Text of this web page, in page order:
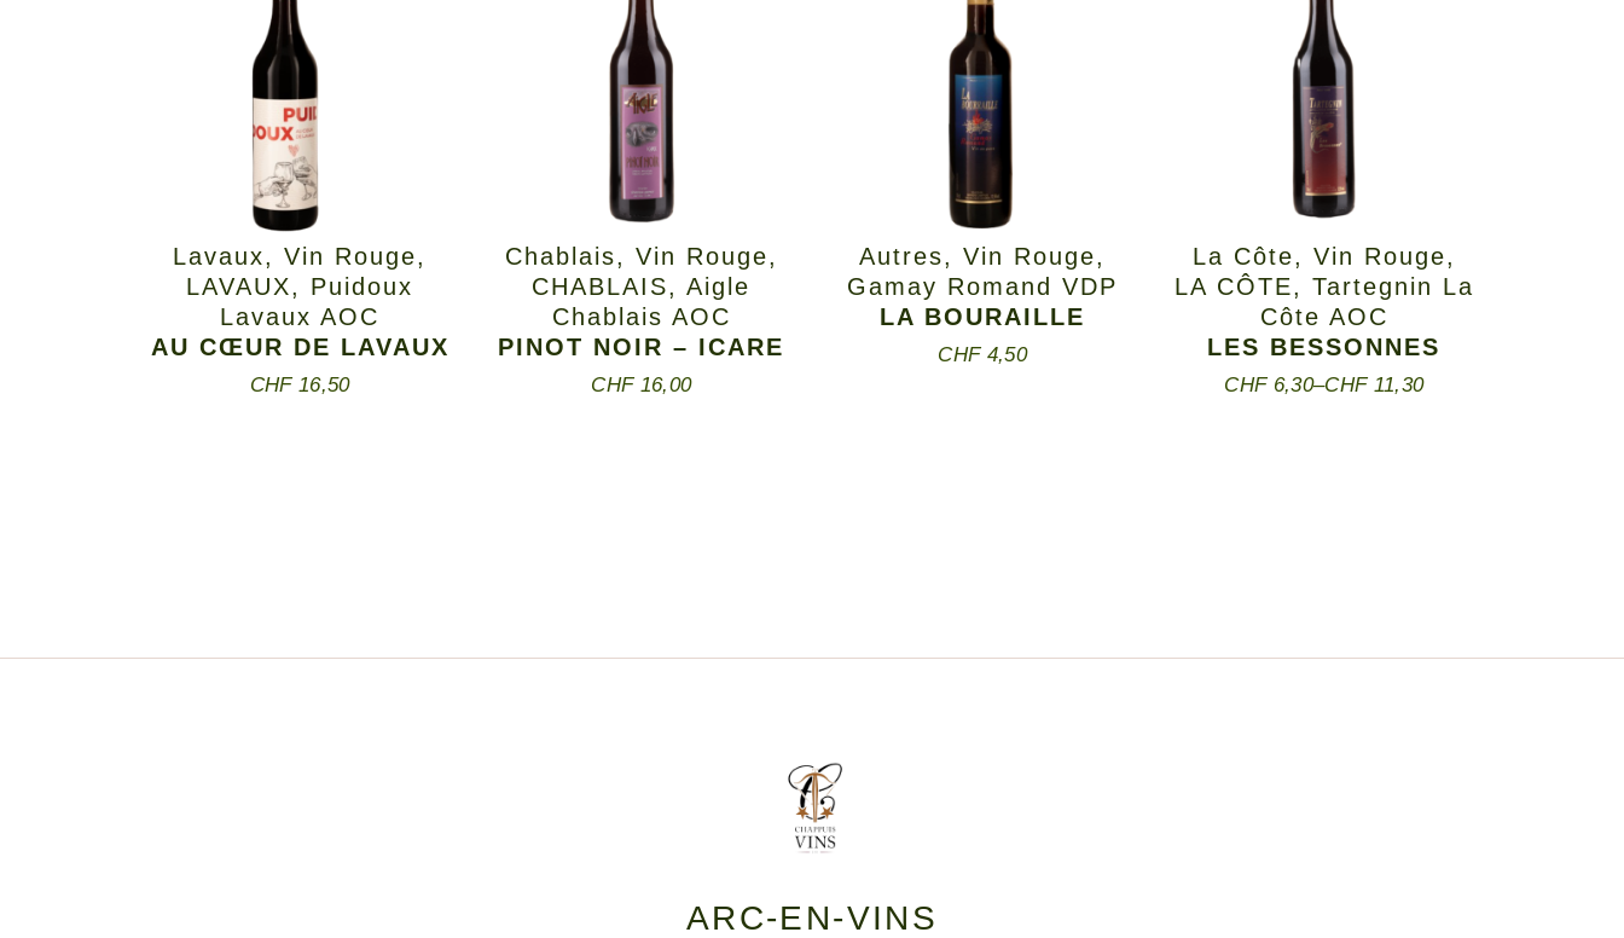
Lavaux,Vin Rouge,
LAVAUX, Puidoux
Lavaux AOC
AU CŒUR DE LAVAUX
CHF16,50
Chablais, Vin Rouge,
CHABLAIS,Aigle
Chablais AOC
PINOT NOIR – ICARE
CHF16,00
Autres,Vin Rouge,
Gamay Romand VDP
LA BOURAILLE
CHF4,50
La Côte, Vin Rouge,
LA CÔTE, Tartegnin La
Côte AOC
LES BESSONNES
CHF6,30–CHF11,30
ARC-EN-VINS